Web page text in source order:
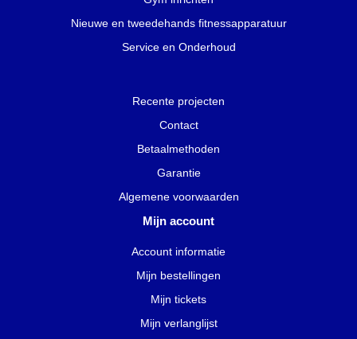
Nieuwe en tweedehands fitnessapparatuur
Service en Onderhoud
Recente projecten
Contact
Betaalmethoden
Garantie
Algemene voorwaarden
Mijn account
Account informatie
Mijn bestellingen
Mijn tickets
Mijn verlanglijst